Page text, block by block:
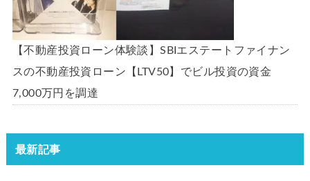
【不動産投資ローン体験談】SBIエステートファイナン
スの不動産投資ローン【LTV50】でビル投資の資金
7,000万円を調達
最新記事